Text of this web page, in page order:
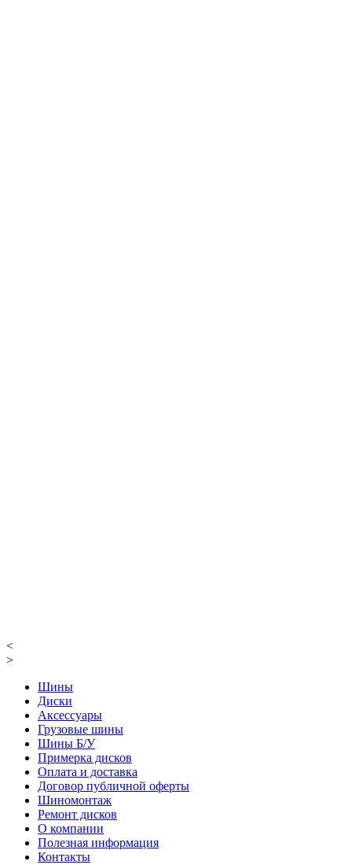
<
>
Шины
Диски
Аксессуары
Грузовые шины
Шины Б/У
Примерка дисков
Оплата и доставка
Договор публичной оферты
Шиномонтаж
Ремонт дисков
О компании
Полезная информация
Контакты